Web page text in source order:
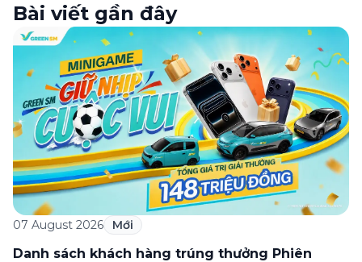
Bài viết gần đây
07 August 2026 Mới
Danh sách khách hàng trúng thưởng Phiên